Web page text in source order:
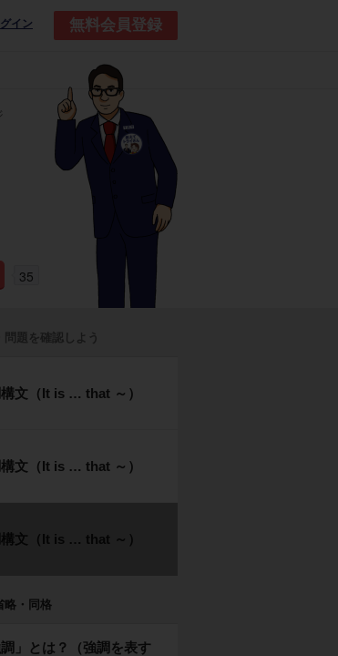
イン 無料会員登録
35
問題を確認しよう
文（It is … that ～）
文（It is … that ～）
文（It is … that ～）
略・同格
調」とは？（強調を表す